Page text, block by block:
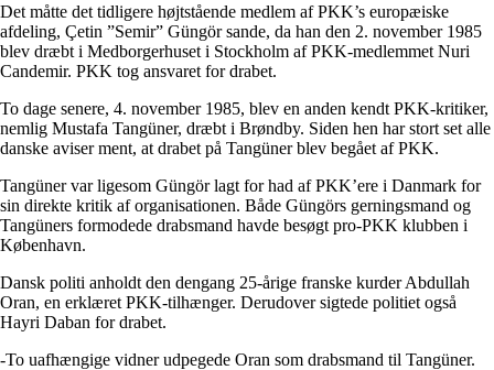
Det måtte det tidligere højtstående medlem af PKK’s europæiske
afdeling, Çetin ”Semir” Güngör sande, da han den 2. november 1985
blev dræbt i Medborgerhuset i Stockholm af PKK-medlemmet Nuri
Candemir. PKK tog ansvaret for drabet.
To dage senere, 4. november 1985, blev en anden kendt PKK-kritiker,
nemlig Mustafa Tangüner, dræbt i Brøndby. Siden hen har stort set alle
danske aviser ment, at drabet på Tangüner blev begået af PKK.
Tangüner var ligesom Güngör lagt for had af PKK’ere i Danmark for
sin direkte kritik af organisationen. Både Güngörs gerningsmand og
Tangüners formodede drabsmand havde besøgt pro-PKK klubben i
København.
Dansk politi anholdt den dengang 25-årige franske kurder Abdullah
Oran, en erklæret PKK-tilhænger. Derudover sigtede politiet også
Hayri Daban for drabet.
-To uafhængige vidner udpegede Oran som drabsmand til Tangüner.